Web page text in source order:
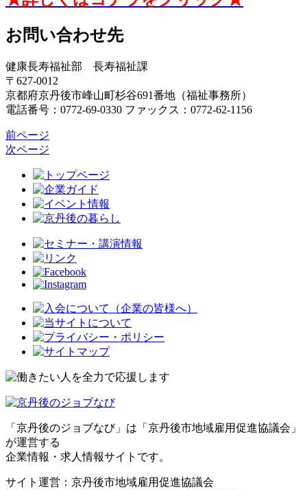
お問い合わせ先
健康長寿福祉部 長寿福祉課
〒627-0012
京都府京丹後市峰山町杉谷691番地（福祉事務所）
電話番号：0772-69-0330 ファックス：0772-62-1156
前ページ
次ページ
「京丹後のジョブなび」は「京丹後市地域雇用促進協議会」
が運営する
企業情報・求人情報サイトです。
サイト運営：京丹後市地域雇用促進協議会